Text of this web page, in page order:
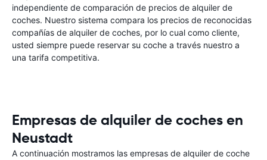
independiente de comparación de precios de alquiler de
coches. Nuestro sistema compara los precios de reconocidas
compañías de alquiler de coches, por lo cual como cliente,
usted siempre puede reservar su coche a través nuestro a
una tarifa competitiva.
Empresas de alquiler de coches en
Neustadt
A continuación mostramos las empresas de alquiler de coche